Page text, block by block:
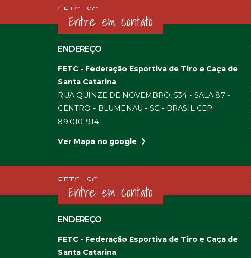
FETC - SC
Entre em contato
ENDEREÇO
FETC - Federação Esportiva de Tiro e Caça de
Santa Catarina
RUA QUINZE DE NOVEMBRO, 534 - SALA 87 -
CENTRO - BLUMENAU - SC - BRASIL CEP
89.010-914
Ver Mapa no google
FETC - SC
Entre em contato
ENDEREÇO
FETC - Federação Esportiva de Tiro e Caça de
Santa Catarina